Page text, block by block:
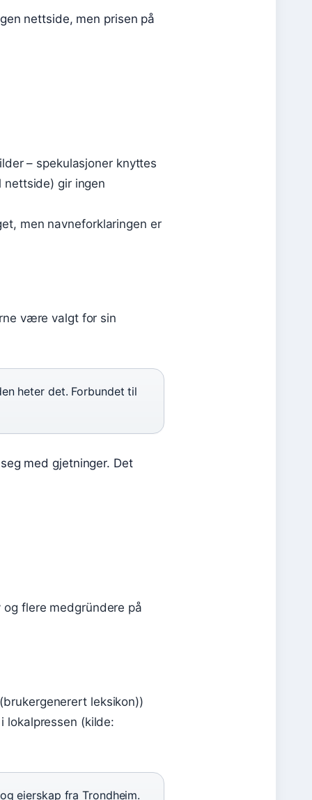
nettside, men prisen på
– spekulasjoner knyttes
nettside) gir ingen
men navneforklaringen er
være valgt for sin
heter det. Forbundet til
med gjetninger. Det
flere medgründere på
leksikon))
lokalpressen (kilde:
eierskap fra Trondheim.